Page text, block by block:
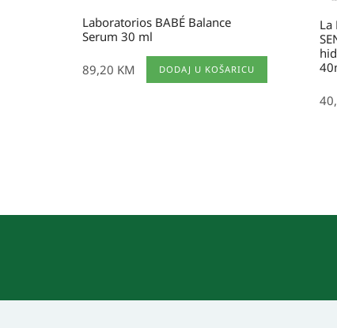
Laboratorios BABÉ Balance
Serum 30 ml
89,20 KM DODAJ U KOŠARICU
La